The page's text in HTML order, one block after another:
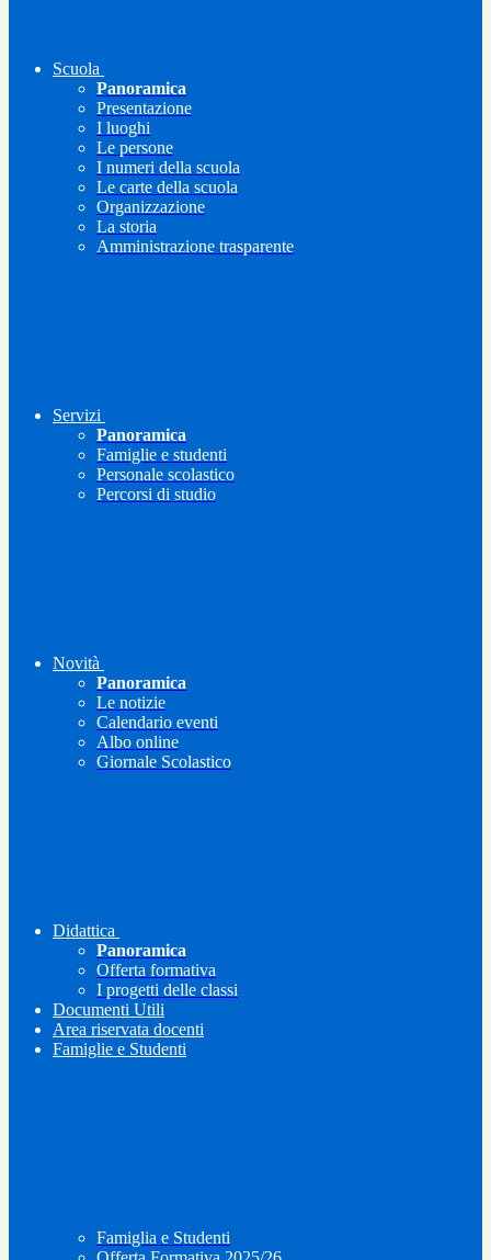
Scuola
Panoramica
Presentazione
I luoghi
Le persone
I numeri della scuola
Le carte della scuola
Organizzazione
La storia
Amministrazione trasparente
Servizi
Panoramica
Famiglie e studenti
Personale scolastico
Percorsi di studio
Novità
Panoramica
Le notizie
Calendario eventi
Albo online
Giornale Scolastico
Didattica
Panoramica
Offerta formativa
I progetti delle classi
Documenti Utili
Area riservata docenti
Famiglie e Studenti
Famiglia e Studenti